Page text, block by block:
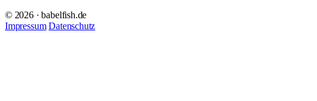
© 2026 · babelfish.de
Impressum Datenschutz